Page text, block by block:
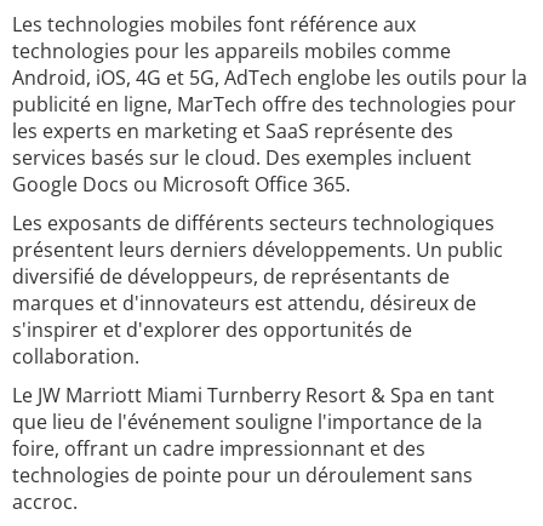
Les technologies mobiles font référence aux
technologies pour les appareils mobiles comme
Android, iOS, 4G et 5G, AdTech englobe les outils pour la
publicité en ligne, MarTech offre des technologies pour
les experts en marketing et SaaS représente des
services basés sur le cloud. Des exemples incluent
Google Docs ou Microsoft Office 365.
Les exposants de différents secteurs technologiques
présentent leurs derniers développements. Un public
diversifié de développeurs, de représentants de
marques et d'innovateurs est attendu, désireux de
s'inspirer et d'explorer des opportunités de
collaboration.
Le JW Marriott Miami Turnberry Resort & Spa en tant
que lieu de l'événement souligne l'importance de la
foire, offrant un cadre impressionnant et des
technologies de pointe pour un déroulement sans
accroc.